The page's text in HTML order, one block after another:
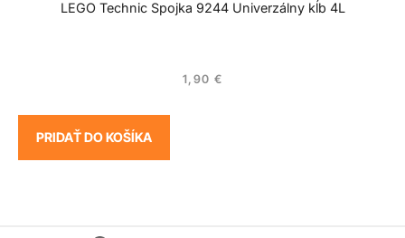
LEGO Technic Spojka 9244 Univerzálny kĺb 4L
1,90 €
PRIDAŤ DO KOŠÍKA